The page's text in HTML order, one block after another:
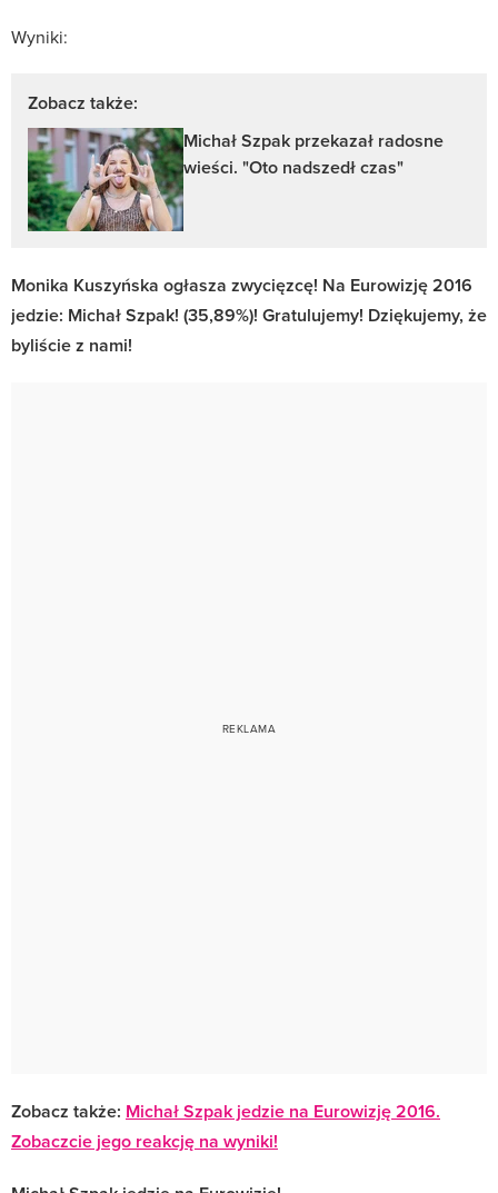
Wyniki:
Zobacz także:
Michał Szpak przekazał radosne
wieści. "Oto nadszedł czas"
Monika Kuszyńska ogłasza zwycięzcę! Na Eurowizję 2016
jedzie: Michał Szpak! (35,89%)! Gratulujemy! Dziękujemy, że
byliście z nami!
Zobacz także: Michał Szpak jedzie na Eurowizję 2016.
Zobaczcie jego reakcję na wyniki!